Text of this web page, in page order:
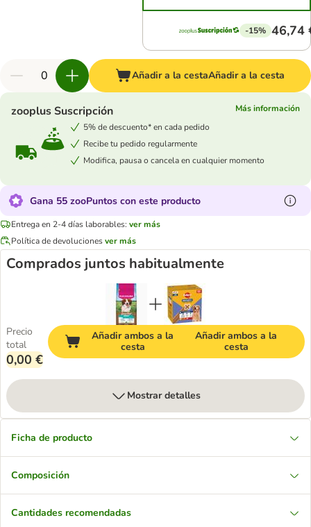
-15% 46,74
Añadir a la cestaAñadir a la cesta
zooplus Suscripción
Más información
5% de descuento* en cada pedido
Recibe tu pedido regularmente
Modifica, pausa o cancela en cualquier momento
Gana 55 zooPuntos con este producto
Entrega en 2-4 días laborables: ver más
Política de devolucionesver más
Comprados juntos habitualmente
Precio
total
0,00 €
Añadir ambos a la
cesta
Añadir ambos a la
cesta
Mostrar detalles
Ficha de producto
Composición
Cantidades recomendadas